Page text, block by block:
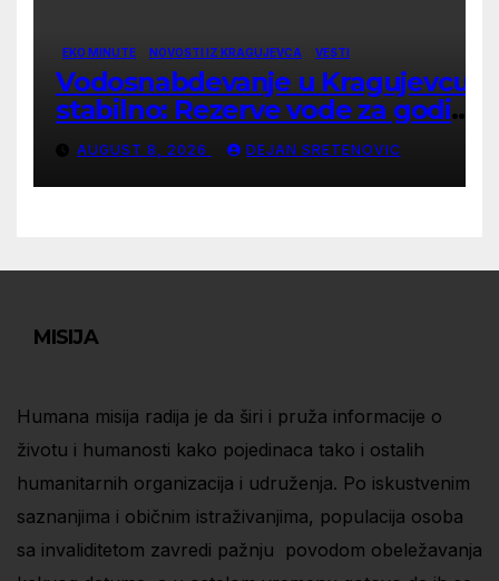
EKO MINUTE NOVOSTI IZ KRAGUJEVCA VESTI
Vodosnabdevanje u Kragujevcu
stabilno: Rezerve vode za godinu
dana
AUGUST 8, 2026 DEJAN SRETENOVIC
MISIJA
Humana misija radija je da širi i pruža informacije o
životu i humanosti kako pojedinaca tako i ostalih
humanitarnih organizacija i udruženja. Po iskustvenim
saznanjima i običnim istraživanjima, populacija osoba
sa invaliditetom zavredi pažnju povodom obeležavanja